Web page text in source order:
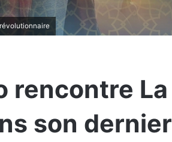
rencontre La
son dernier